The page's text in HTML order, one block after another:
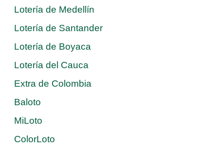
Lotería de Medellín
Lotería de Santander
Lotería de Boyaca
Lotería del Cauca
Extra de Colombia
Baloto
MiLoto
ColorLoto